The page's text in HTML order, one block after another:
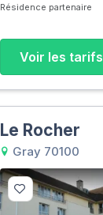
Résidence partenaire
Voir les tarifs
Le Rocher
Gray 70100